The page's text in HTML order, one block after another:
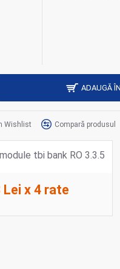
ADAUGĂ
Wishlist Compară produsul
Lei x 4 rate